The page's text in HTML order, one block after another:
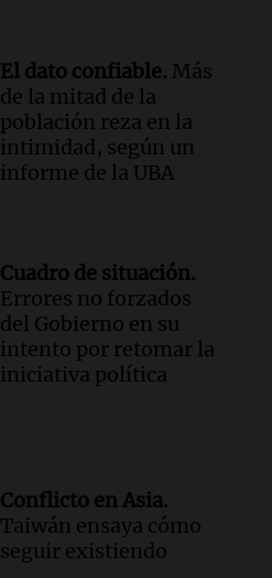
El dato confiable. Más
de la mitad de la
población reza en la
intimidad, según un
informe de la UBA
Cuadro de situación.
Errores no forzados
del Gobierno en su
intento por retomar la
iniciativa política
Conflicto en Asia.
Taiwán ensaya cómo
seguir existiendo